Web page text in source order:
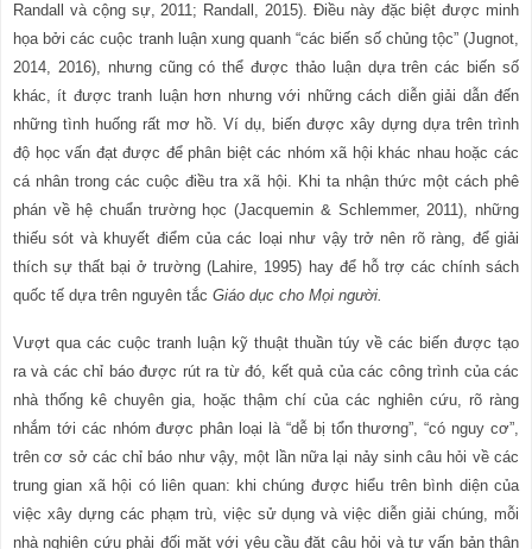
Randall và cộng sự, 2011; Randall, 2015). Điều này đặc biệt được minh
họa bởi các cuộc tranh luận xung quanh “các biến số chủng tộc” (Jugnot,
2014, 2016), nhưng cũng có thể được thảo luận dựa trên các biến số
khác, ít được tranh luận hơn nhưng với những cách diễn giải dẫn đến
những tình huống rất mơ hồ. Ví dụ, biến được xây dựng dựa trên trình
độ học vấn đạt được để phân biệt các nhóm xã hội khác nhau hoặc các
cá nhân trong các cuộc điều tra xã hội. Khi ta nhận thức một cách phê
phán về hệ chuẩn trường học (Jacquemin & Schlemmer, 2011), những
thiếu sót và khuyết điểm của các loại như vậy trở nên rõ ràng, để giải
thích sự thất bại ở trường (Lahire, 1995) hay để hỗ trợ các chính sách
quốc tế dựa trên nguyên tắc Giáo dục cho Mọi người.
Vượt qua các cuộc tranh luận kỹ thuật thuần túy về các biến được tạo
ra và các chỉ báo được rút ra từ đó, kết quả của các công trình của các
nhà thống kê chuyên gia, hoặc thậm chí của các nghiên cứu, rõ ràng
nhắm tới các nhóm được phân loại là “dễ bị tổn thương”, “có nguy cơ”,
trên cơ sở các chỉ báo như vậy, một lần nữa lại nảy sinh câu hỏi về các
trung gian xã hội có liên quan: khi chúng được hiểu trên bình diện của
việc xây dựng các phạm trù, việc sử dụng và việc diễn giải chúng, mỗi
nhà nghiên cứu phải đối mặt với yêu cầu đặt câu hỏi và tự vấn bản thân